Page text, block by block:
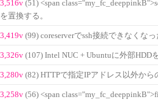
3,516v (51) <span
を置換する。
3,419v (99) coreserverでssh接続できなくな
3,326v (107) Intel NUC + Ubuntuに外部HDD
3,280v (82) HTTPで指定IPアドレス以外から
3,258v (56) <span